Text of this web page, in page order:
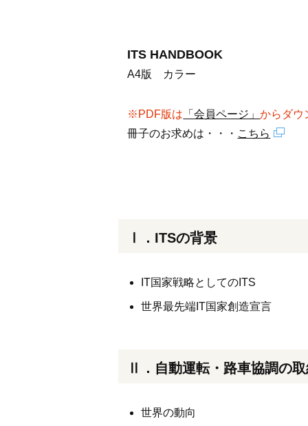
ITS HANDBOOK
A4版 カラー
※PDF版は 「会員ページ」からダウ
冊子のお求めは・・・ こちら
Ⅰ．ITSの背景
IT国家戦略としてのITS
世界最先端IT国家創造宣言
Ⅱ．自動運転・路車協調の
世界の動向